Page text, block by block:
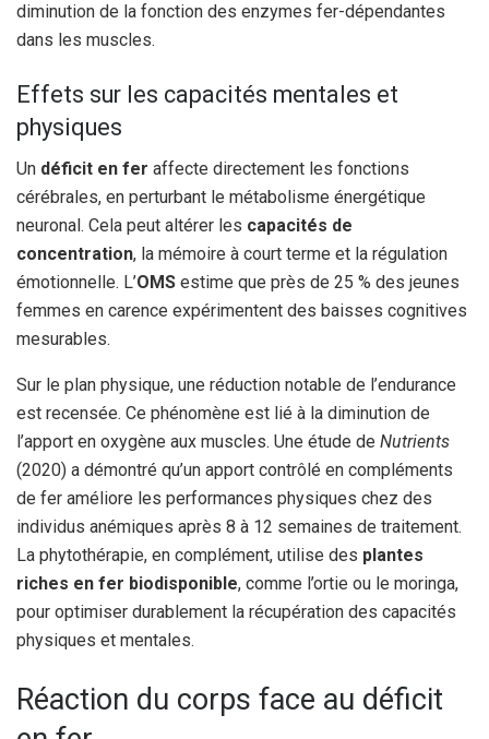
diminution de la fonction des enzymes fer-dépendantes
dans les muscles.
Effets sur les capacités mentales et
physiques
Un déficit en fer affecte directement les fonctions
cérébrales, en perturbant le métabolisme énergétique
neuronal. Cela peut altérer les capacités de
concentration, la mémoire à court terme et la régulation
émotionnelle. L’OMS estime que près de 25 % des jeunes
femmes en carence expérimentent des baisses cognitives
mesurables.
Sur le plan physique, une réduction notable de l’endurance
est recensée. Ce phénomène est lié à la diminution de
l’apport en oxygène aux muscles. Une étude de Nutrients
(2020) a démontré qu’un apport contrôlé en compléments
de fer améliore les performances physiques chez des
individus anémiques après 8 à 12 semaines de traitement.
La phytothérapie, en complément, utilise des plantes
riches en fer biodisponible, comme l’ortie ou le moringa,
pour optimiser durablement la récupération des capacités
physiques et mentales.
Réaction du corps face au déficit